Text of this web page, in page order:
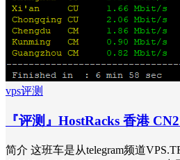
vps评测
『评测』HostRacks 香港
简介 这班车是从telegram频道